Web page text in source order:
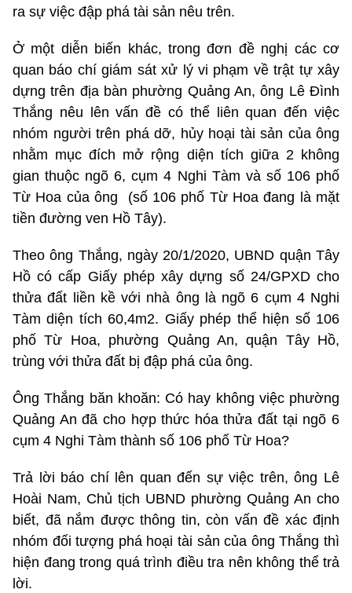
ra sự việc đập phá tài sản nêu trên.
Ở một diễn biến khác, trong đơn đề nghị các cơ
quan báo chí giám sát xử lý vi phạm về trật tự xây
dựng trên địa bàn phường Quảng An, ông Lê Đình
Thắng nêu lên vấn đề có thể liên quan đến việc
nhóm người trên phá dỡ, hủy hoại tài sản của ông
nhằm mục đích mở rộng diện tích giữa 2 không
gian thuộc ngõ 6, cụm 4 Nghi Tàm và số 106 phố
Từ Hoa của ông (số 106 phố Từ Hoa đang là mặt
tiền đường ven Hồ Tây).
Theo ông Thắng, ngày 20/1/2020, UBND quận Tây
Hồ có cấp Giấy phép xây dựng số 24/GPXD cho
thửa đất liền kề với nhà ông là ngõ 6 cụm 4 Nghi
Tàm diện tích 60,4m2. Giấy phép thể hiện số 106
phố Từ Hoa, phường Quảng An, quận Tây Hồ,
trùng với thửa đất bị đập phá của ông.
Ông Thắng băn khoăn: Có hay không việc phường
Quảng An đã cho hợp thức hóa thửa đất tại ngõ 6
cụm 4 Nghi Tàm thành số 106 phố Từ Hoa?
Trả lời báo chí lên quan đến sự việc trên, ông Lê
Hoài Nam, Chủ tịch UBND phường Quảng An cho
biết, đã nắm được thông tin, còn vấn đề xác định
nhóm đối tượng phá hoại tài sản của ông Thắng thì
hiện đang trong quá trình điều tra nên không thể trả
lời.